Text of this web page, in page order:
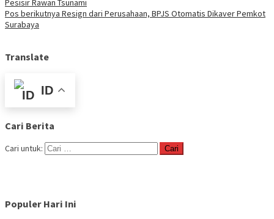
Pesisir Rawan Tsunami
Pos berikutnya Resign dari Perusahaan, BPJS Otomatis Dikaver Pemkot
Surabaya
Translate
ID
Cari Berita
Cari untuk:
Populer Hari Ini